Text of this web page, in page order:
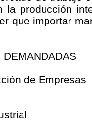
la producción
que importar
de Empresas